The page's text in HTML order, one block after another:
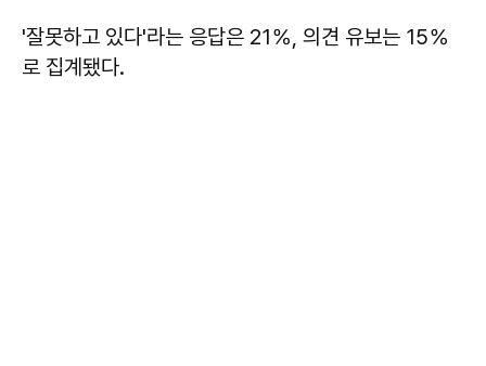
'잘못하고 있다'라는 응답은 21％, 의견 유보는 15％
로 집계됐다.